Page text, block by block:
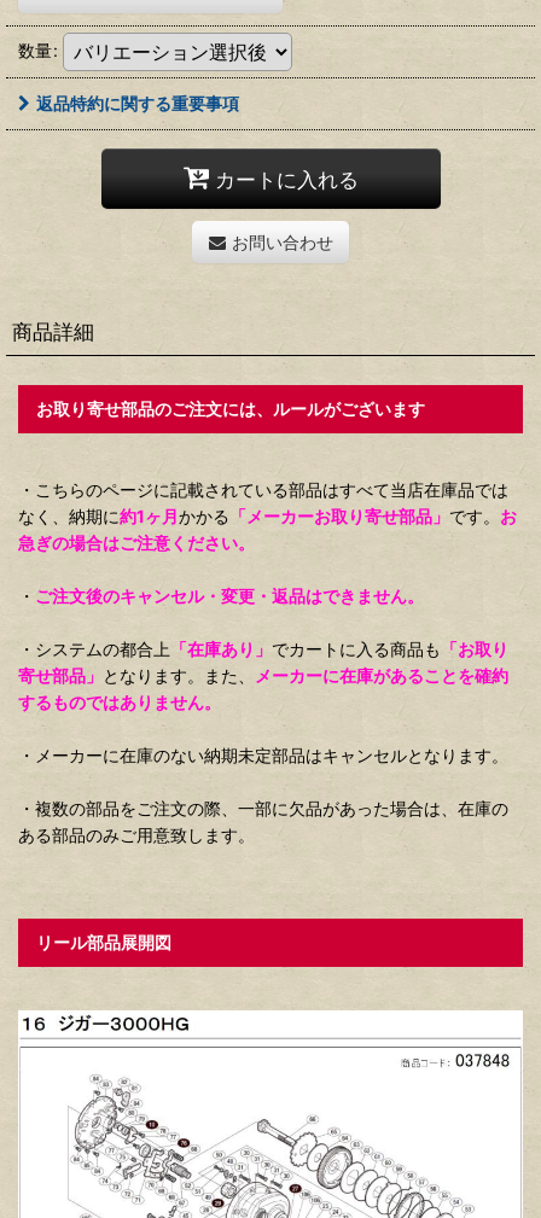
数量:
返品特約に関する重要事項
カートに入れる
お問い合わせ
商品詳細
お取り寄せ部品のご注文には、ルールがございます
・こちらのページに記載されている部品はすべて当店在庫品では
なく、納期に約1ヶ月かかる 「メーカーお取り寄せ部品」 です。 お
急ぎの場合はご注意ください。
・ ご注文後のキャンセル・変更・返品はできません。
・システムの都合上 「在庫あり」 でカートに入る商品も 「お取り
寄せ部品」 となります。また、
メーカーに在庫があることを確約
するものではありません。
・メーカーに在庫のない納期未定部品はキャンセルとなります。
・複数の部品をご注文の際、一部に欠品があった場合は、在庫の
ある部品のみご用意致します。
リール部品展開図